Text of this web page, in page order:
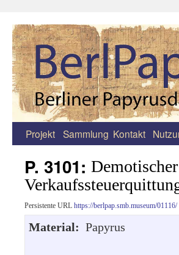
Zum
springen
Projekt Sammlung Kontakt
P. 3101:
Persistente URL https://berlpap.smb.museum/01116/
Material: Papyrus